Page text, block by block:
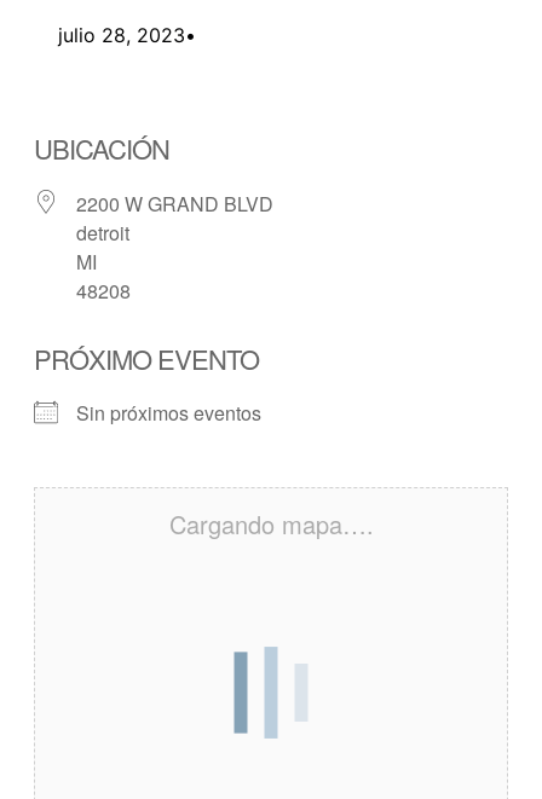
julio 28, 2023•
UBICACIÓN
2200 W GRAND BLVD
detroit
MI
48208
PRÓXIMO EVENTO
Sin próximos eventos
Cargando mapa….